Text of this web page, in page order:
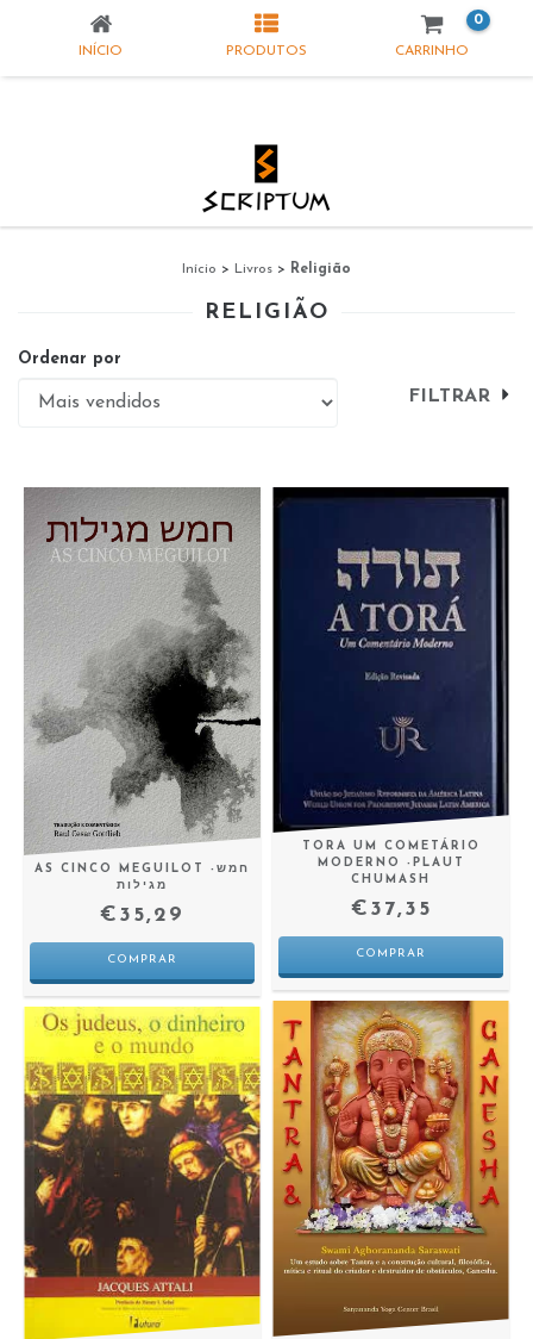
INÍCIO PRODUTOS CARRINHO
0
Início > Livros > Religião
RELIGIÃO
Ordenar por
FILTRAR
AS CINCO MEGUILOT -חמש
מגילות
€35,29
TORA UM COMETÁRIO
MODERNO -PLAUT
CHUMASH
€37,35